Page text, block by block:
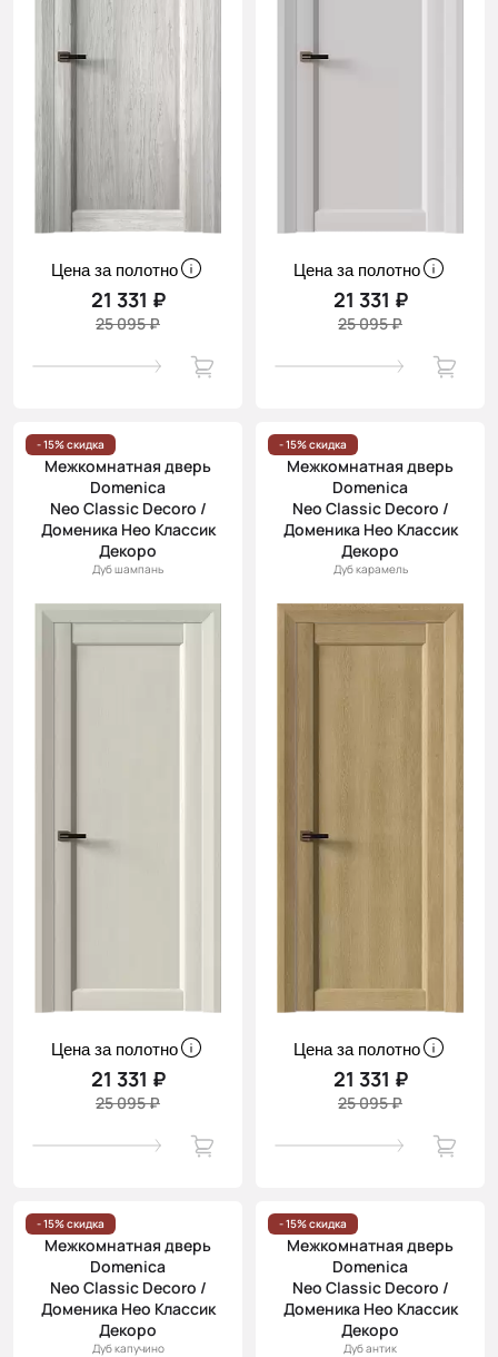
Цена за полотно
21 331 ₽
25 095 ₽
Цена за полотно
21 331 ₽
25 095 ₽
- 15% скидка
Межкомнатная дверь
Domenica
Neo Classic Decoro /
Доменика Нео Классик
Декоро
Дуб шампань
Цена за полотно
21 331 ₽
25 095 ₽
- 15% скидка
Межкомнатная дверь
Domenica
Neo Classic Decoro /
Доменика Нео Классик
Декоро
Дуб карамель
Цена за полотно
21 331 ₽
25 095 ₽
- 15% скидка
Межкомнатная дверь
Domenica
Neo Classic Decoro /
Доменика Нео Классик
Декоро
Дуб капучино
- 15% скидка
Межкомнатная дверь
Domenica
Neo Classic Decoro /
Доменика Нео Классик
Декоро
Дуб антик